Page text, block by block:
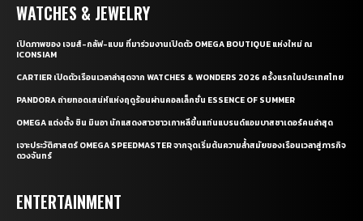
WATCHES & JEWELRY
เปิดภาพของ เจมส์-กลัฟ-แบม ที่มาร่วมงานเปิดตัว OMEGA BOUTIQUE แห่งใหม่ ณ
ICONSIAM
CARTIER เปิดตัวเรือนเวลาล่าสุดจาก WATCHES & WONDERS 2026 ครั้งแรกในประเทศไทย
PANDORA ถ่ายทอดเสน่ห์แห่งฤดูร้อนผ่านคอลเล็กชั่น ESSENCE OF SUMMER
OMEGA แต่งตั้ง ชิน มินอา นักแสดงสาวชาวเกาหลีขึ้นแท่นแบรนด์แอมบาสซาเดอร์คนล่าสุด
เจาะประวัติศาสตร์ OMEGA SPEEDMASTER จากจุดเริ่มต้นความล้ำสมัยของเรือนเวลาสู่ภารกิจ
ดวงจันทร์
ENTERTAINMENT